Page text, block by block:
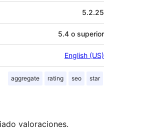
5.2.25
5.4 o superior
English (US)
aggregate rating seo star
valoraciones.